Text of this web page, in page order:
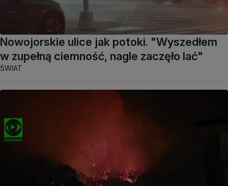
Nowojorskie ulice jak potoki. "Wyszedłem
w zupełną ciemność, nagle zaczęło lać"
ŚWIAT